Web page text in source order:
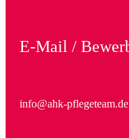
E-Mail /
info@ahk-pflegeteam.de